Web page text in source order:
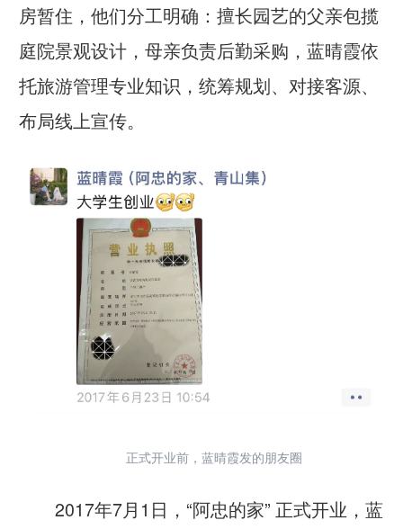
房暂住，他们分工明确：擅长园艺的父亲包揽
庭院景观设计，母亲负责后勤采购，蓝晴霞依
托旅游管理专业知识，统筹规划、对接客源、
布局线上宣传。
正式开业前，蓝晴霞发的朋友圈
2017年7月1日，“阿忠的家” 正式开业，蓝